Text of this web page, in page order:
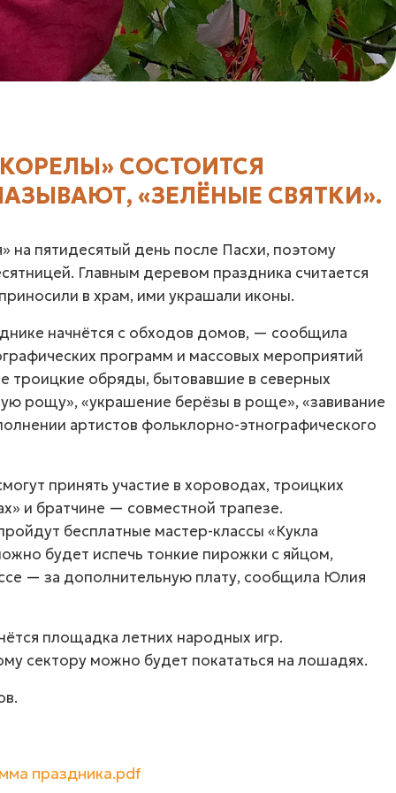
СОСТОИТСЯ
«ЗЕЛЁНЫЕ СВЯТКИ».
на пятидесятый день после Пасхи, поэтому
Главным деревом праздника считается
в храм, ими украшали иконы.
начнётся с обходов домов, — сообщила
программ и массовых мероприятий
обряды, бытовавшие в северных
рощу», «украшение берёзы в роще», «завивание
артистов фольклорно-этнографического
принять участие в хороводах, троицких
и братчине — совместной трапезе.
бесплатные мастер-классы «Кукла
будет испечь тонкие пирожки с яйцом,
— за дополнительную плату, сообщила Юлия
площадка летних народных игр.
сектору можно будет покататься на лошадях.
праздника.pdf